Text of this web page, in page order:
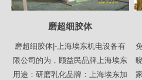
磨超细胶体
磨超细胶体|-上海埃东机电设备有
限公司的为，顾益民品牌上海埃东
用途：研磨乳化品牌：上海埃东加